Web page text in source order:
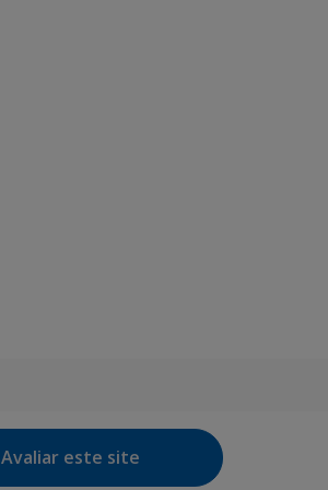
Avaliar este site